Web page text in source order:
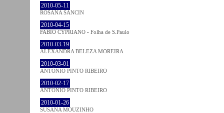
2010-05-11
ROSANA SANCIN
2010-04-15
FABIO CYPRIANO - Folha de S.Paulo
2010-03-19
ALEXANDRA BELEZA MOREIRA
2010-03-01
ANTÓNIO PINTO RIBEIRO
2010-02-17
ANTÓNIO PINTO RIBEIRO
2010-01-26
SUSANA MOUZINHO